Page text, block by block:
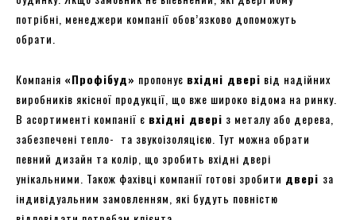
потрібні, менеджери компанії обов’язково допоможуть
обрати.
Компанія «Профібуд» пропонує вхідні двері від надійних
виробників якісної продукції, що вже широко відома на ринку.
В асортименті компанії є вхідні двері з металу або дерева,
забезпечені тепло- та звукоізоляцією. Тут можна обрати
певний дизайн та колір, що зробить вхідні двері
унікальними. Також фахівці компанії готові зробити двері за
індивідуальним замовленням, які будуть повністю